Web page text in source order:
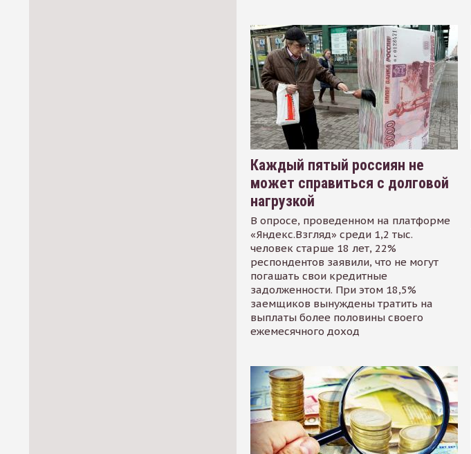
Каждый пятый россиян не
может справиться с долговой
нагрузкой
В опросе, проведенном на платформе
«Яндекс.Взгляд» среди 1,2 тыс.
человек старше 18 лет, 22%
респондентов заявили, что не могут
погашать свои кредитные
задолженности. При этом 18,5%
заемщиков вынуждены тратить на
выплаты более половины своего
ежемесячного доход